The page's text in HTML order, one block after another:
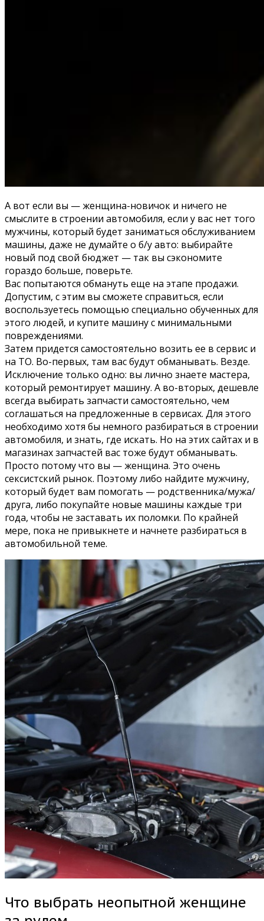
А вот если вы — женщина-новичок и ничего не
смыслите в строении автомобиля, если у вас нет того
мужчины, который будет заниматься обслуживанием
машины, даже не думайте о б/у авто: выбирайте
новый под свой бюджет — так вы сэкономите
гораздо больше, поверьте.
Вас попытаются обмануть еще на этапе продажи.
Допустим, с этим вы сможете справиться, если
воспользуетесь помощью специально обученных для
этого людей, и купите машину с минимальными
повреждениями.
Затем придется самостоятельно возить ее в сервис и
на ТО. Во-первых, там вас будут обманывать. Везде.
Исключение только одно: вы лично знаете мастера,
который ремонтирует машину. А во-вторых, дешевле
всегда выбирать запчасти самостоятельно, чем
соглашаться на предложенные в сервисах. Для этого
необходимо хотя бы немного разбираться в строении
автомобиля, и знать, где искать. Но на этих сайтах и в
магазинах запчастей вас тоже будут обманывать.
Просто потому что вы — женщина. Это очень
сексистский рынок. Поэтому либо найдите мужчину,
который будет вам помогать — родственника/мужа/
друга, либо покупайте новые машины каждые три
года, чтобы не заставать их поломки. По крайней
мере, пока не привыкнете и начнете разбираться в
автомобильной теме.
Что выбрать неопытной женщине